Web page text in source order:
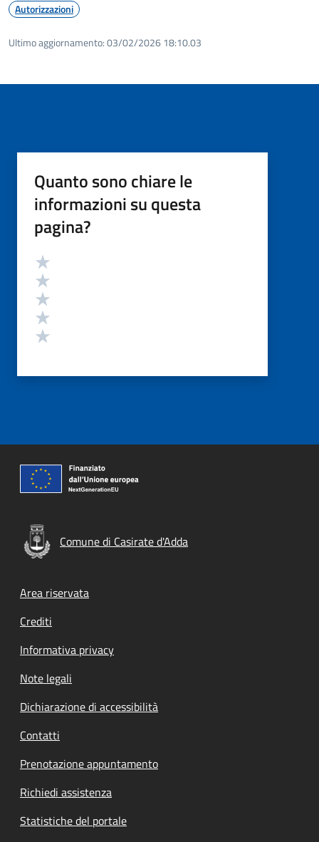
Autorizzazioni
Ultimo aggiornamento:03/02/2026 18:10.03
Quanto sono chiare le
informazioni su questa
pagina?
Valutazione
Comune di Casirate d'Adda
Footer menu
Area riservata
Crediti
Informativa privacy
Note legali
Dichiarazione di accessibilità
Contatti
Prenotazione appuntamento
Richiedi assistenza
Statistiche del portale